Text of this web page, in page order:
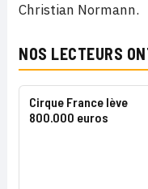
Christian Normann.
NOS LECTEURS
Cirque France lève
800.000 euros